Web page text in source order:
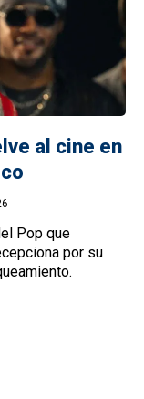
al cine en
Pop que
por su